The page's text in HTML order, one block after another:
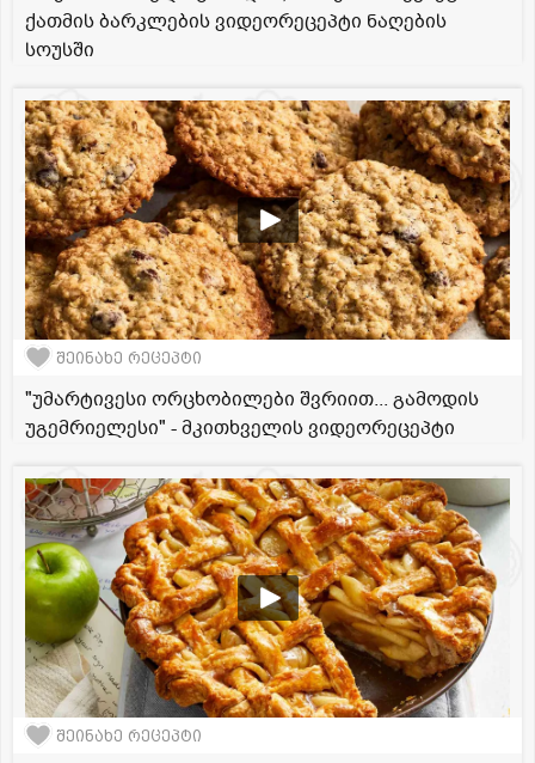
ქათმის ბარკლების ვიდეორეცეპტი ნაღების
სოუსში
შეინახე რეცეპტი
"უმარტივესი ორცხობილები შვრიით... გამოდის
უგემრიელესი" - მკითხველის ვიდეორეცეპტი
შეინახე რეცეპტი